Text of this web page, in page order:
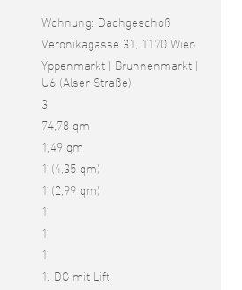
Wohnung: Dachgeschoß
Veronikagasse 31, 1170 Wien
Yppenmarkt | Brunnenmarkt |
U6 (Alser Straße)
3
74,78 qm
1,49 qm
1 (4,35 qm)
1 (2,99 qm)
1
1
1
1. DG mit Lift